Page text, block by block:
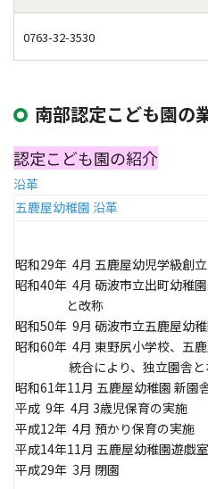
0763-32-3530
南部認定こども園の
認定こども園の紹介
沿革
五鹿屋幼稚園 沿革
昭和29年 4月 五鹿屋幼児学級創立
昭和40年 4月 砺波市立出町幼稚
と改称
昭和50年 9月 砺波市立五鹿屋幼
昭和60年 4月 東野尻小学校、五
統合により、独立園舎と
昭和61年11月 五鹿屋幼稚園 新園
平成 9年 4月 3歳児保育の実施
平成12年 4月 預かり保育の実施
平成14年11月 五鹿屋幼稚園遊戯
平成29年 3月 閉園